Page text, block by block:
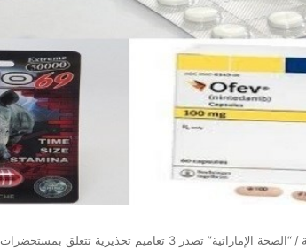
/ “الصحة الإماراتية” تصدر 3 تعاميم تحذيرية تتعلق بمستحضرات علاجية